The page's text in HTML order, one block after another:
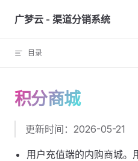
Skip to content
广梦云 - 渠道分销系统
目录
积分商城
更新时间：2026-05-21
用户充值端的内购商城。